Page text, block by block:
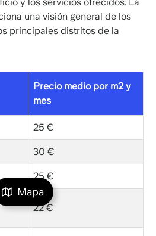
Mapa
y los servicios ofrecidos. La
una visión general de los
principales distritos de la
Precio medio por m2 y
mes
25 €
30 €
25 €
22 €